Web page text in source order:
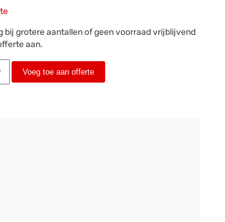
bij grotere aantallen of geen voorraad vrijblijvend
aan.
Voeg toe aan offerte